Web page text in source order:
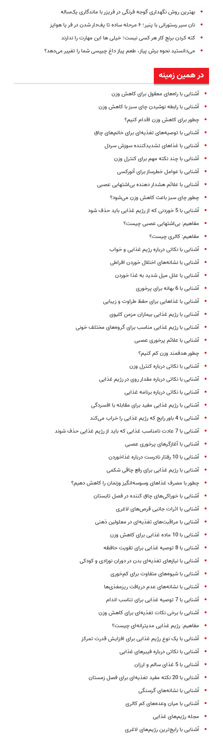
بهترین روش نگهداری گوجه فرنگی در فریزر با ماندگاری یک‌ساله
نان سیر رستورانی با پنیر؛ ۶ مرحله ساده تا پف‌دار شدن در فر یا هواپز
کته کردن برنج کار هر کسی نیست؛ خیلی ها این مهارت را ندارند
می‌دانستید نحوه برش پیاز، طعم پیاز داغ چیپسی شما را تغییر می‌دهد؟
در همین زمینه
آشنایی با راه‌‌های معقول برای کاهش وزن
آشنایی با رابطه نوشیدن چای سبز با کاهش وزن
چطور برای کاهش وزن اقدام کنیم؟
آشنایی با توصیه‌های تغذیه‌ای برای خانم‌های چاق
آشنایی با غذاهای تشدیدکننده سوزش سردل
آشنایی با چند نکته مهم برای کنترل وزن
آشنایی با عوامل خطرساز برای آنورکسی
آشنایی با علائم هشدار دهنده بی‌اشتهایی عصبی
چطور چای سبز باعث کاهش وزن می‌شود؟
آشنایی با 5 خوردنی که از رژیم غذایی باید حذف شود
مفاهیم: بى‌اشتهایى عصبى چیست؟
مفاهیم: کالری چیست؟
آشنایی با نکاتی درباره رژیم غذایی و خواب
آشنایی با نشانه‌های اختلال خوردن افراطی
آشنایی با علل میل شدید به غذا خوردن
آشنایی با 6 بهانه برای پرخوری
آشنایی با غذاهایی برای حفظ طراوت و زیبایی
آشنایی با رژیم غذایی بیماران مزمن کلیوی
آشنایی با رژیم غذایی مناسب برای گروه‌های مختلف خونی
آشنایی با علائم پرخوری عصبی
چطور هدفمند وزن کم کنیم؟
آشنایی با نکاتی درباره کنترل وزن
آشنایی با نکاتی درباره مقدار روی در رژیم غذایی
آشنایی با نکاتی درباره برنامه غذایی
آشنایی با رژیم غذایی مفید برای مقابله با افسردگی
آشنایی با 4 باور رایج که رژیم غذایی را خراب می‌کند
آشنایی با 7 عادت نامناسب غذایی که باید از رژیم غذایی حذف شوند
آشنایی با آغازگر‌های پرخوری عصبی
آشنایی با 10 رفتار نادرست درباره غذاخوردن
آشنایی با رژیم غذایی برای رفع چاقی شکمی
چطور با مصرف غذاهای وسوسه‌انگیز وزنمان را کاهش دهیم؟
آشنایی با خوراکی‌های چاق کننده در فصل تابستان
آشنایی با اثرات جانبی قرص‌های لاغری
آشنایی با مراقبت‌های تغذیه‌ای در معلولین ذهنی
آشنایی با 10 ماده غذایی برای کاهش وزن
آشنایی با 8 توصیه‌ غذایی برای تقویت حافظه
آشنایی با نیازهای تغذیه‌ای بدن در دوران نوزادی و کودکی
آشنایی با شیوه‌های متفاوت برای کم‌خوری
آشنایی با نشانه‌های عدم دریافت ریزمغذی‌ها
آشنایی با 7 توصیه غذایی برای تناسب اندام
آشنایی با برخی نکات تغذیه‌ای برای کاهش وزن
مفاهیم: رژیم غذایی مدیترانه‌ای چیست؟
آشنایی با یک نوع رژیم غذایی برای افزایش قدرت تمرکز
آشنایی با نکاتی درباره فیبرهای غذایی
آشنایی با 5 غذای سالم و ارزان
آشنایی با 20 نکته مفید تغذیه‌ای برای فصل زمستان
آشنایی با نشانه‌های گرسنگی
آشنایی با میان ‌وعده‌های کم کالری
مجله رژیم‌های غذایی
آشنایی با رایج‌ترین رژیم‌های لاغری